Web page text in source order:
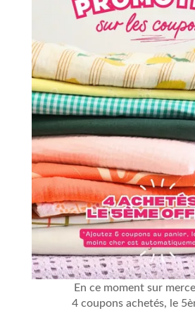
En ce moment sur
4 coupons achetés, le